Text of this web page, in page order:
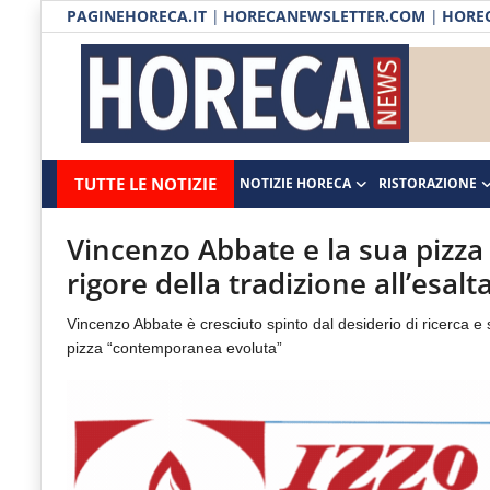
PAGINEHORECA.IT | HORECANEWSLETTER.COM |
Horecanews.it
-
Notizie
Horeca
Il
portale
del
del
TUTTE LE NOTIZIE NOTIZIE HORECA RISTORAZIONE
Notizie HORECA
Ristorazione
Ospitalità
Distribuzione
Prodotti | Dispensa Horeca
RUBRICHE
Vincenzo Abbate e la sua
rigore della tradizione
Vincenzo Abbate è cresciuto spinto dal desiderio di ricerca
pizza “contemporanea evoluta”